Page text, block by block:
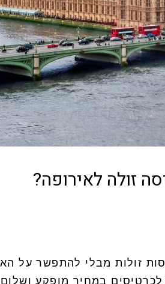
זולה לאירופה?
זולות מבלי להתפשר על
במחיר מופקע